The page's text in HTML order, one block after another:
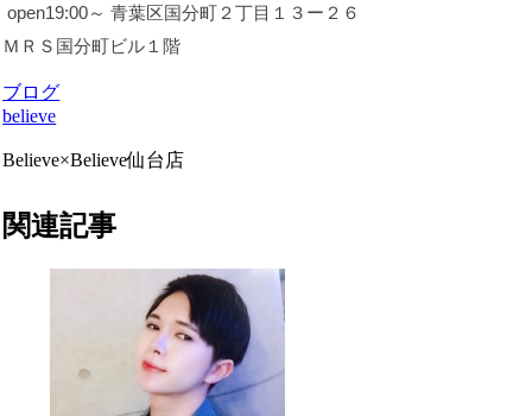
open19:00～ 青葉区国分町２丁目１３ー２６
ＭＲＳ国分町ビル１階
ブログ
believe
Believe×Believe仙台店
関連記事